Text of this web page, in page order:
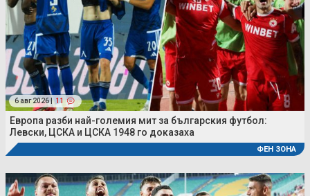
6 авг 2026 | 11
Европа разби най-големия мит за българския футбол:
Левски, ЦСКА и ЦСКА 1948 го доказаха
ФЕН ЗОНА